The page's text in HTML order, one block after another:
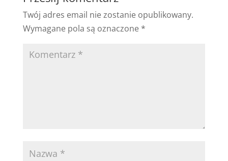
Twój adres email nie zostanie opublikowany.
Wymagane pola są oznaczone *